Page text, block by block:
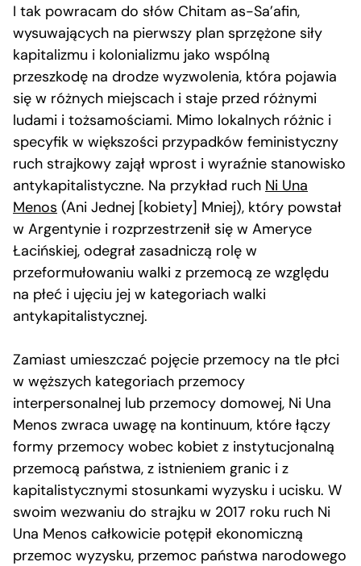
I tak powracam do słów Chitam as-Sa’afin,
wysuwających na pierwszy plan sprzężone siły
kapitalizmu i kolonializmu jako wspólną
przeszkodę na drodze wyzwolenia, która pojawia
się w różnych miejscach i staje przed różnymi
ludami i tożsamościami. Mimo lokalnych różnic i
specyfik w większości przypadków feministyczny
ruch strajkowy zajął wprost i wyraźnie stanowisko
antykapitalistyczne. Na przykład ruch Ni Una
Menos (Ani Jednej [kobiety] Mniej), który powstał
w Argentynie i rozprzestrzenił się w Ameryce
Łacińskiej, odegrał zasadniczą rolę w
przeformułowaniu walki z przemocą ze względu
na płeć i ujęciu jej w kategoriach walki
antykapitalistycznej.
Zamiast umieszczać pojęcie przemocy na tle płci
w węższych kategoriach przemocy
interpersonalnej lub przemocy domowej, Ni Una
Menos zwraca uwagę na kontinuum, które łączy
formy przemocy wobec kobiet z instytucjonalną
przemocą państwa, z istnieniem granic i z
kapitalistycznymi stosunkami wyzysku i ucisku. W
swoim wezwaniu do strajku w 2017 roku ruch Ni
Una Menos całkowicie potępił ekonomiczną
przemoc wyzysku, przemoc państwa narodowego